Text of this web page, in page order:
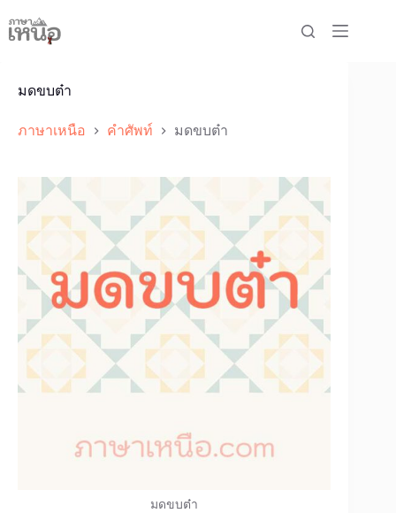
to
content
มดขบต๋า
ภาษาเหนือ คำศัพท์ มดขบต๋า
มดขบต๋า